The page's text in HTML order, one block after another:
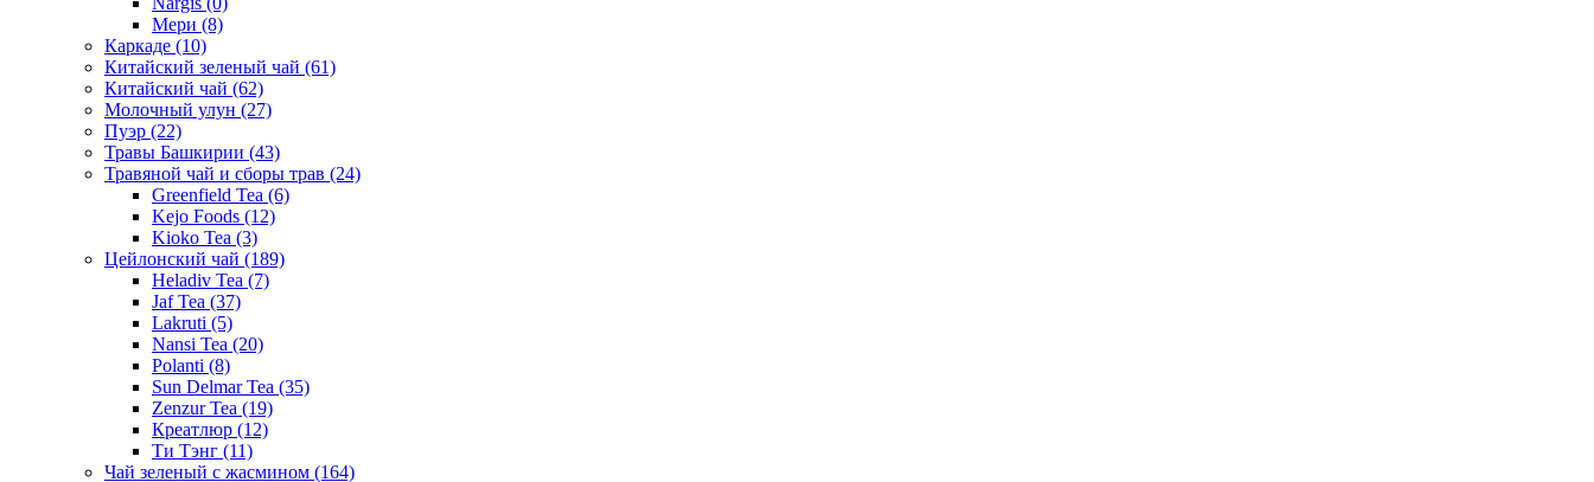
Мери (8)
Каркаде (10)
Китайский зеленый чай (61)
Китайский чай (62)
Молочный улун (27)
Пуэр (22)
Травы Башкирии (43)
Травяной чай и сборы трав (24)
Greenfield Tea (6)
Kejo Foods (12)
Kioko Tea (3)
Цейлонский чай (189)
Heladiv Tea (7)
Jaf Tea (37)
Lakruti (5)
Nansi Tea (20)
Polanti (8)
Sun Delmar Tea (35)
Zenzur Tea (19)
Креатлюр (12)
Ти Тэнг (11)
Чай зеленый с жасмином (164)